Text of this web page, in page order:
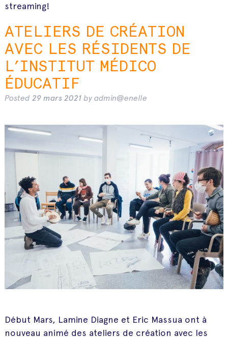
streaming!
ATELIERS DE CRÉATION
AVEC LES RÉSIDENTS DE
L’INSTITUT MÉDICO
ÉDUCATIF
Posted 29 mars 2021 by admin@enelle
Début Mars, Lamine Diagne et Eric Massua ont à
nouveau animé des ateliers de création avec les